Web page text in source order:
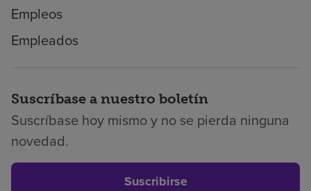
Empleos
Empleados
Suscríbase a nuestro boletín
Suscríbase hoy mismo y no se pierda ninguna
novedad.
Suscribirse